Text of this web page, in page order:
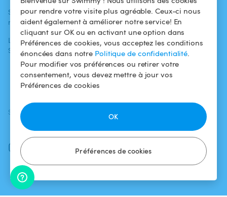
pour rendre votre visite plus agréable. Ceux-ci nous
aident également à améliorer notre service! En
cliquant sur OK ou en activant une option dans
Préférences de cookies, vous acceptez les conditions
énoncées dans notre Politique de confidentialité.
Pour modifier vos préférences ou retirer votre
consentement, vous devez mettre à jour vos
Préférences de cookies
Préférences de cookies
OK
Swimmy dans les
médias
L'aventure
Swimmy
baigneurs
Pour les
propriétaires
Louer ma piscine
Comment ça
marche ?
Conditions
d'utilisation
Politique de
confidentialité
Mentions légales
SUIVEZ-NOUS
Facebook
Instagram